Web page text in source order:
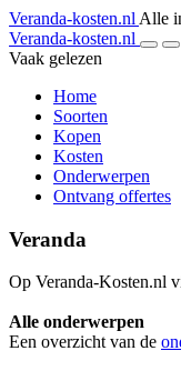
Veranda-kosten.nl Alle
Veranda-kosten.nl
Vaak gelezen
Home
Soorten
Kopen
Kosten
Onderwerpen
Ontvang offertes
Veranda
Op Veranda-Kosten.nl
Alle onderwerpen
Een overzicht van de